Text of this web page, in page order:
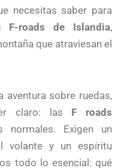
necesitas saber para
F-roads de Islandia,
que atraviesan el
aventura sobre ruedas,
claro: las F roads
normales. Exigen un
volante y un espíritu
todo lo esencial: qué